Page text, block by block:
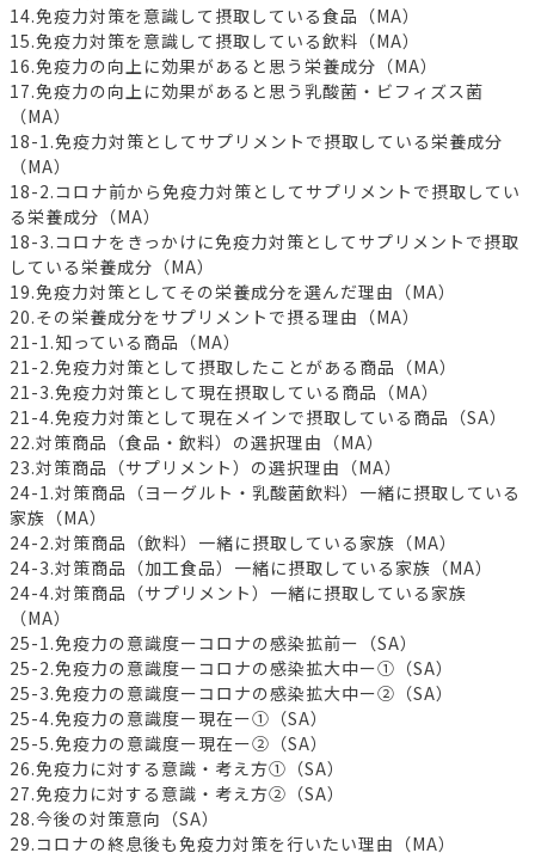
14.免疫力対策を意識して摂取している食品（MA）
15.免疫力対策を意識して摂取している飲料（MA）
16.免疫力の向上に効果があると思う栄養成分（MA）
17.免疫力の向上に効果があると思う乳酸菌・ビフィズス菌
（MA）
18-1.免疫力対策としてサプリメントで摂取している栄養成分
（MA）
18-2.コロナ前から免疫力対策としてサプリメントで摂取してい
る栄養成分（MA）
18-3.コロナをきっかけに免疫力対策としてサプリメントで摂取
している栄養成分（MA）
19.免疫力対策としてその栄養成分を選んだ理由（MA）
20.その栄養成分をサプリメントで摂る理由（MA）
21-1.知っている商品（MA）
21-2.免疫力対策として摂取したことがある商品（MA）
21-3.免疫力対策として現在摂取している商品（MA）
21-4.免疫力対策として現在メインで摂取している商品（SA）
22.対策商品（食品・飲料）の選択理由（MA）
23.対策商品（サプリメント）の選択理由（MA）
24-1.対策商品（ヨーグルト・乳酸菌飲料）一緒に摂取している
家族（MA）
24-2.対策商品（飲料）一緒に摂取している家族（MA）
24-3.対策商品（加工食品）一緒に摂取している家族（MA）
24-4.対策商品（サプリメント）一緒に摂取している家族
（MA）
25-1.免疫力の意識度ーコロナの感染拡前ー（SA）
25-2.免疫力の意識度ーコロナの感染拡大中ー①（SA）
25-3.免疫力の意識度ーコロナの感染拡大中ー②（SA）
25-4.免疫力の意識度ー現在ー①（SA）
25-5.免疫力の意識度ー現在ー②（SA）
26.免疫力に対する意識・考え方①（SA）
27.免疫力に対する意識・考え方②（SA）
28.今後の対策意向（SA）
29.コロナの終息後も免疫力対策を行いたい理由（MA）